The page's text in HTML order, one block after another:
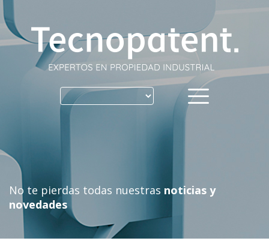
Skip
to
content
No te pierdas todas nuestras noticias y
novedades